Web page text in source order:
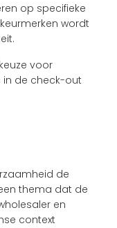
op specifieke
wordt
voor
in de check-out
de
thema dat de
en
context